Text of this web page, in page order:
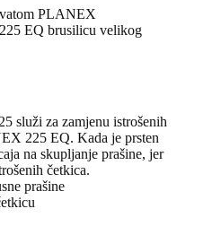
PLANEX
EQ brusilicu velikog
služi za zamjenu istrošenih
225 EQ. Kada je prsten
na skupljanje prašine, jer
četkica.
prašine